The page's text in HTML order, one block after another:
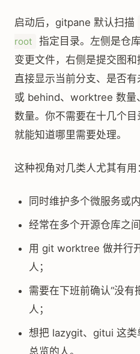
启动后，gitpane 默认扫描
root
指定目录。左侧是仓
变更文件，右侧是提交图
直接显示当前分支、是否
或 behind、worktree 数量
数量。你不需要在十几个目
就能知道哪里需要处理。
这种视角对几类人尤其有用
同时维护多个微服务或
经常在多个开源仓库之
用 git worktree 做并行
人；
需要在下班前确认“没有
人；
想把 lazygit、gitui 这类
总览的人。